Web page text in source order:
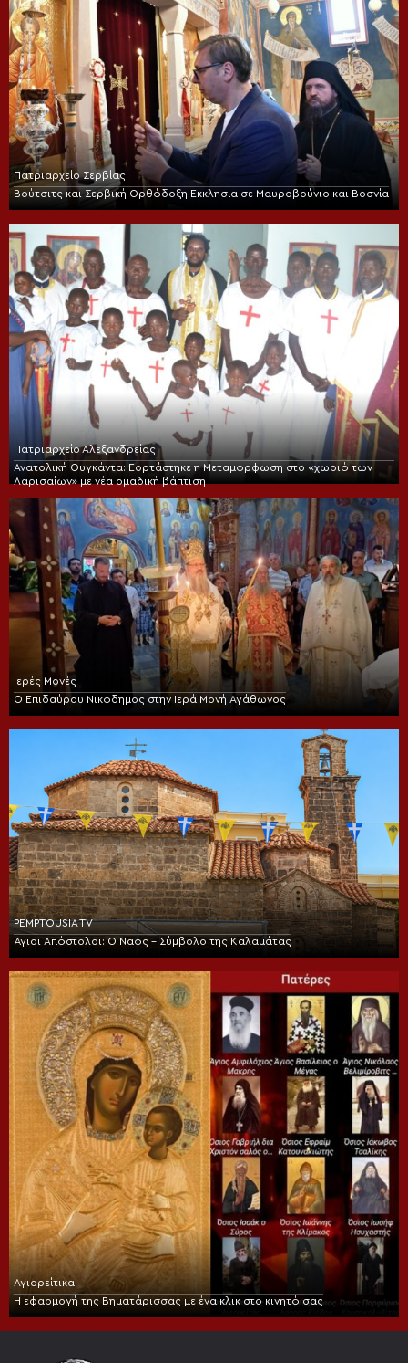
Πατριαρχείο Σερβίας
Βούτσιτς και Σερβική Ορθόδοξη Εκκλησία σε Μαυροβούνιο και Βοσνία
Πατριαρχείο Αλεξανδρείας
Ανατολική Ουγκάντα: Εορτάστηκε η Μεταμόρφωση στο «χωριό των
Λαρισαίων» με νέα ομαδική βάπτιση
Ιερές Μονές
Ο Επιδαύρου Νικόδημος στην Ιερά Μονή Αγάθωνος
PEMPTOUSIA TV
Άγιοι Απόστολοι: Ο Ναός – Σύμβολο της Καλαμάτας
Αγιορείτικα
Η εφαρμογή της Βηματάρισσας με ένα κλικ στο κινητό σας